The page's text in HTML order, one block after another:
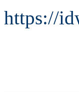
https://